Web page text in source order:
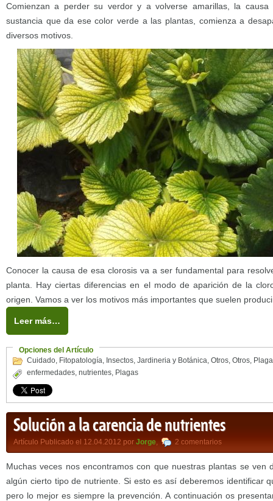
Comienzan a perder su verdor y a volverse amarillas, la
sustancia que da ese color verde a las plantas, comienza a
diversos motivos.
Conocer la causa de esa clorosis va a ser fundamental para
planta. Hay ciertas diferencias en el modo de aparición de la
origen. Vamos a ver los motivos más importantes que suelen
Leer más…
Opciones del Artículo
Cuidado, Fitopatología, Insectos, Jardineria y Botánica, Otros, Otros,
enfermedades, nutrientes, Plagas
Solución a la carencia de nutrientes
Artículo Publicado el 12.04.2012 por Jorge, 2 comentarios
Muchas veces nos encontramos con que nuestras plantas se ven
algún cierto tipo de nutriente. Si esto es así deberemos identificar
pero lo mejor es siempre la prevención. A continuación os